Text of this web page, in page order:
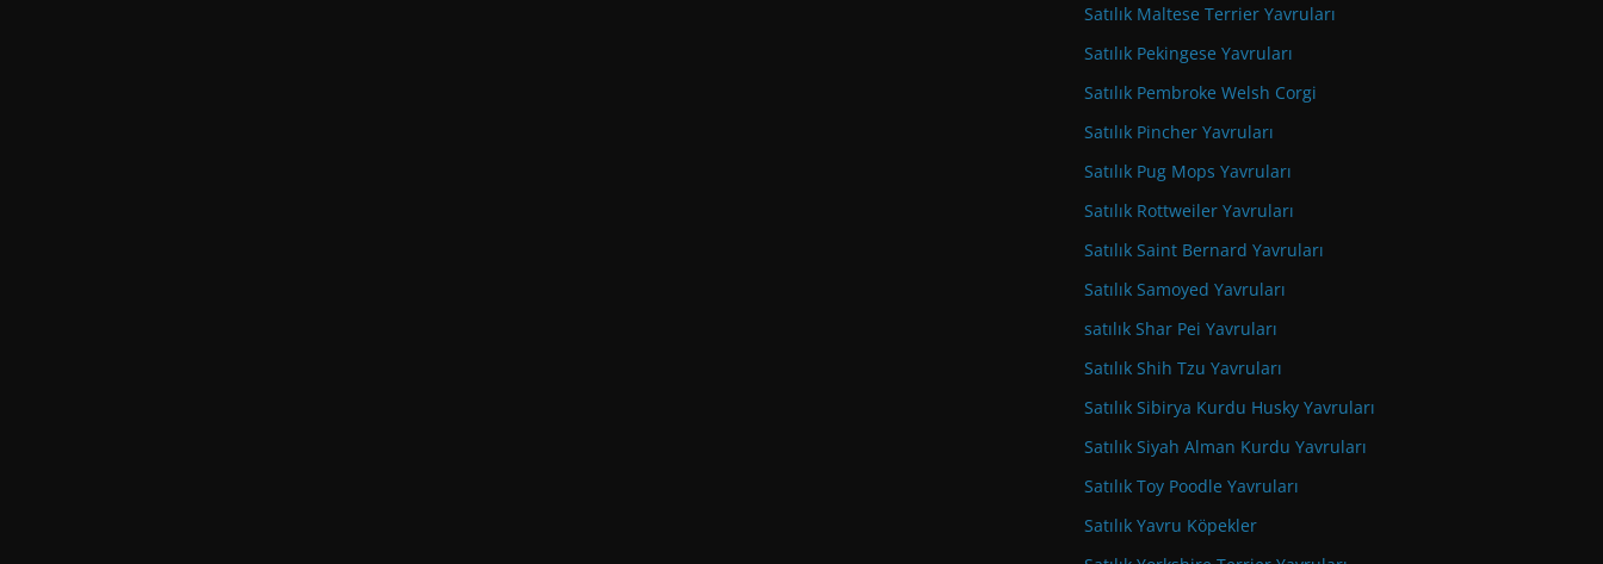
Satılık Maltese Terrier Yavruları
Satılık Pekingese Yavruları
Satılık Pembroke Welsh Corgi
Satılık Pincher Yavruları
Satılık Pug Mops Yavruları
Satılık Rottweiler Yavruları
Satılık Saint Bernard Yavruları
Satılık Samoyed Yavruları
satılık Shar Pei Yavruları
Satılık Shih Tzu Yavruları
Satılık Sibirya Kurdu Husky Yavruları
Satılık Siyah Alman Kurdu Yavruları
Satılık Toy Poodle Yavruları
Satılık Yavru Köpekler